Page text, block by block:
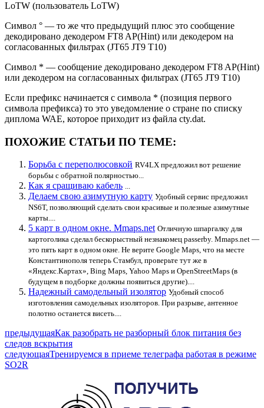
LoTW (пользователь LoTW)
Символ ° — то же что предыдущий плюс это сообщение
декодировано декодером FT8 AP(Hint) или декодером на
согласованных фильтрах (JT65 JT9 T10)
Символ * — сообщение декодировано декодером FT8 AP(Hint)
или декодером на согласованных фильтрах (JT65 JT9 T10)
Если префикс начинается с символа * (позиция первого
символа префикса) то это уведомление о стране по списку
диплома WAE, которое приходит из файла cty.dat.
ПОХОЖИЕ СТАТЬИ ПО ТЕМЕ:
Борьба с переполюсовкой RV4LX предложил вот решение
борьбы с обратной полярностью...
Как я сращиваю кабель ...
Делаем свою азимутную карту Удобный сервис предложил
NS6T, позволяющий сделать свои красивые и полезные азимутные
карты....
5 карт в одном окне. Mmaps.net Отличную шпаргалку для
картоголика сделал бескорыстный незнакомец passerby. Mmaps.net —
это пять карт в одном окне. Не верите Google Maps, что на месте
Константинополя теперь Стамбул, проверьте тут же в
«Яндекс.Картах», Bing Maps, Yahoo Maps и OpenStreetMaps (в
будущем в подборке должны появиться другие)....
Надежный самодельный изолятор Удобный способ
изготовления самодельных изоляторов. При разрыве, антенное
полотно останется висеть....
предыдущаяКак разобрать не разборный блок питания без
следов вскрытия
следующаяТренируемся в приеме телеграфа работая в режиме
SO2R